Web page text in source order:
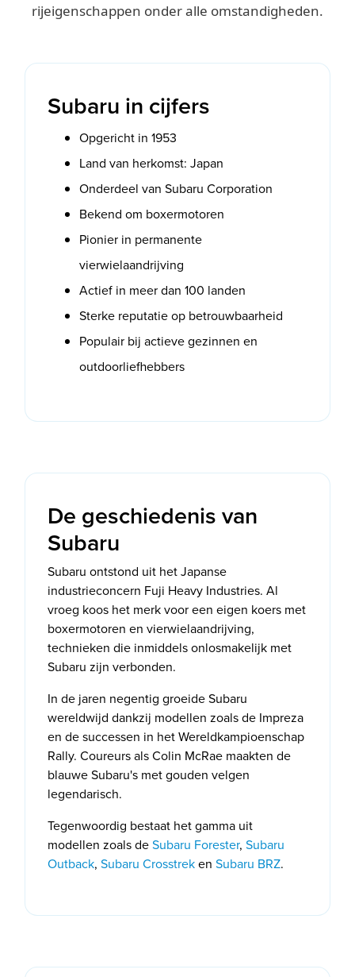
rijeigenschappen onder alle omstandigheden.
Subaru in cijfers
Opgericht in 1953
Land van herkomst: Japan
Onderdeel van Subaru Corporation
Bekend om boxermotoren
Pionier in permanente
vierwielaandrijving
Actief in meer dan 100 landen
Sterke reputatie op betrouwbaarheid
Populair bij actieve gezinnen en
outdoorliefhebbers
De geschiedenis van
Subaru
Subaru ontstond uit het Japanse
industrieconcern Fuji Heavy Industries. Al
vroeg koos het merk voor een eigen koers met
boxermotoren en vierwielaandrijving,
technieken die inmiddels onlosmakelijk met
Subaru zijn verbonden.
In de jaren negentig groeide Subaru
wereldwijd dankzij modellen zoals de Impreza
en de successen in het Wereldkampioenschap
Rally. Coureurs als Colin McRae maakten de
blauwe Subaru's met gouden velgen
legendarisch.
Tegenwoordig bestaat het gamma uit
modellen zoals deSubaru Forester, Subaru
Outback, Subaru Crosstreken Subaru BRZ.